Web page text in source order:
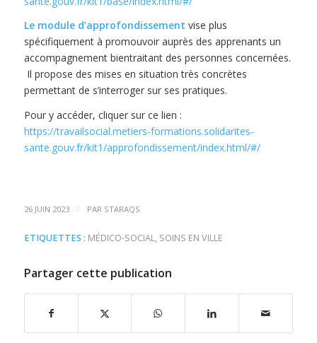
Le module d’approfondissement vise plus
spécifiquement à promouvoir auprès des apprenants un
accompagnement bientraitant des personnes concernées.
Il propose des mises en situation très concrètes
permettant de s’interroger sur ses pratiques.
Pour y accéder, cliquer sur ce lien :
https://travailsocial.metiers-formations.solidarites-
sante.gouv.fr/kit1/approfondissement/index.html/#/
26 JUIN 2023 / PAR STARAQS
ETIQUETTES : MÉDICO-SOCIAL, SOINS EN VILLE
Partager cette publication